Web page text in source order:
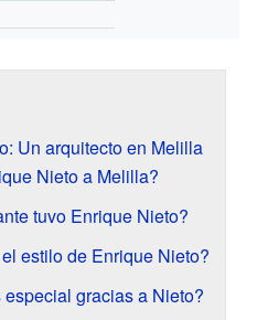
Un arquitecto en Melilla
Nieto a Melilla?
tuvo Enrique Nieto?
estilo de Enrique Nieto?
gracias a Nieto?